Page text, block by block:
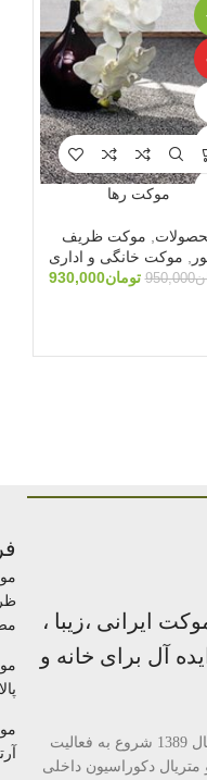
موکت رها
موکت ظریف
موکت خانگی و اداری
950,000 تومان930,000
ایرانی ،زیبا ،
آل برای خانه و
شهر موکت ایرانی فعالیت خود را از سال 1389 شروع به فعالیت
دکوراسیون داخلی